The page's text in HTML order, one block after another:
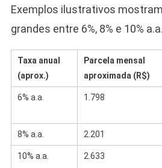
Exemplos ilustrativos
grandes entre 6%, 8% e 10% a.a.
Taxa anual
(aprox.)
Parcela mensal
aproximada (R$)
6% a.a. 1.798
8% a.a. 2.201
10% a.a. 2.633